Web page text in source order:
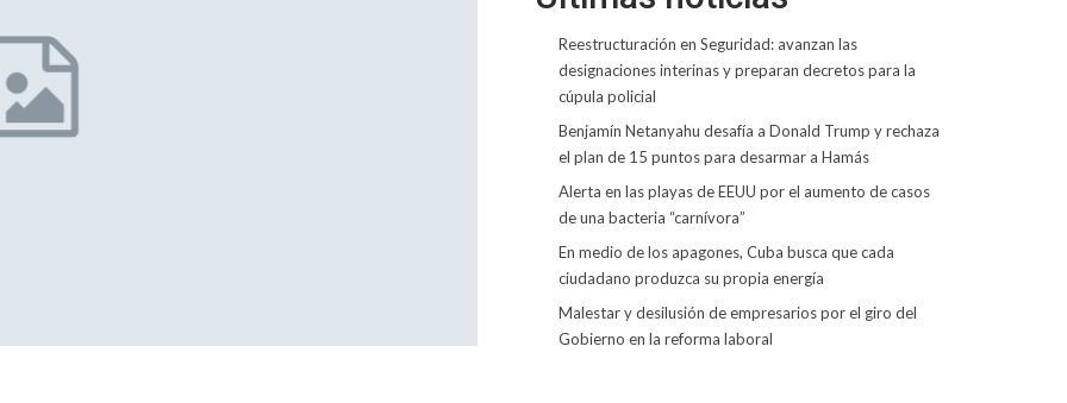
Reestructuración en Seguridad: avanzan las
designaciones interinas y preparan decretos para la
cúpula policial
Benjamín Netanyahu desafía a Donald Trump y rechaza
el plan de 15 puntos para desarmar a Hamás
Alerta en las playas de EEUU por el aumento de casos
de una bacteria “carnívora”
En medio de los apagones, Cuba busca que cada
ciudadano produzca su propia energía
Malestar y desilusión de empresarios por el giro del
Gobierno en la reforma laboral